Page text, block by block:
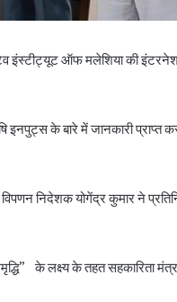
इंस्टीट्यूट ऑफ मलेशिया की
के बारे में जानकारी प्राप्त
निदेशक योगेंद्र कुमार ने
के लक्ष्य के तहत सहकारिता
के मुख्यमंत्री ने की सहकारी बैंकिंग
किसान योजना के विस्तार का संघानी